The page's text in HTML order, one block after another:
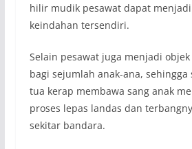
hilir mudik pesawat dapat
keindahan tersendiri.
Selain pesawat juga menjadi
bagi sejumlah anak-ana,
tua kerap membawa sang anak
proses lepas landas dan
sekitar bandara.